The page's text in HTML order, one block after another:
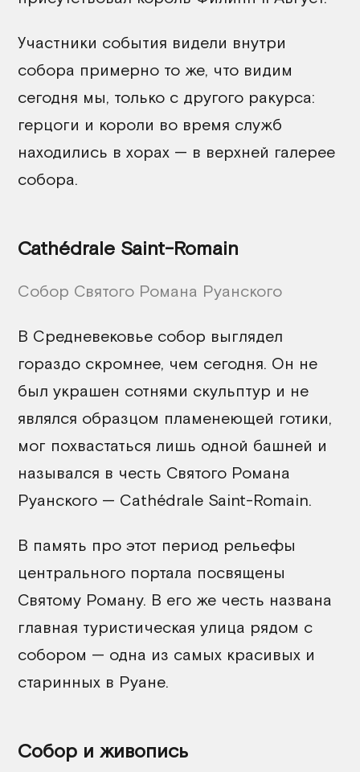
Участники события видели внутри
собора примерно то же, что видим
сегодня мы, только с другого ракурса:
герцоги и короли во время служб
находились в хорах — в верхней галерее
собора.
Cathédrale Saint-Romain
Собор Святого Романа Руанского
В Средневековье собор выглядел
гораздо скромнее, чем сегодня. Он не
был украшен сотнями скульптур и не
являлся образцом пламенеющей готики,
мог похвастаться лишь одной башней и
назывался в честь Святого Романа
Руанского — Cathédrale Saint-Romain.
В память про этот период рельефы
центрального портала посвящены
Святому Роману. В его же честь названа
главная туристическая улица рядом с
собором — одна из самых красивых и
старинных в Руане.
Собор и живопись